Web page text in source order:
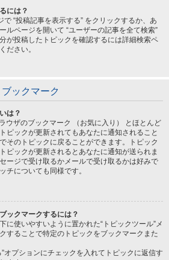
には？
“投稿記事を表示する” をクリックするか、あ
ルページを開いて “ユーザーの記事を全て検索”
が投稿したトピックを確認するには詳細検索ペ
ださい。
ックマーク
は？
ウザのブックマーク （お気に入り） とほとんど
ピックが更新されてもあなたに通知されること
そのトピックに戻ることができます。トピック
ピックが更新されるとあなたに通知が送られま
ージで受け取るかメールで受け取るかは好みで
チについても同様です。
ックマークするには？
に使いやすいように置かれた“トピックツール”メ
することで特定のトピックをブックマークまた
オプションにチェックを入れてトピックに返信す